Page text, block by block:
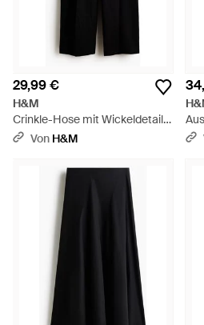
29,99 €
H&M
Crinkle-Hose mit Wickeldetail -
Schwarz
Von H&M